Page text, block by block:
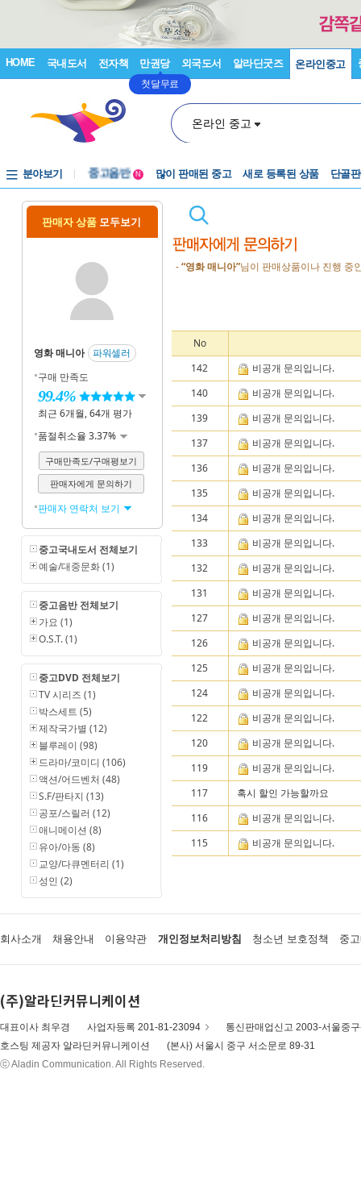
HOME 국내도서 전자책 만권당
첫달무료
외국도서 알라딘굿즈 온라인중고
온라인 중고
분야보기
중고음반
N 많이 판매된 중고 새로 등록된 상품 단골
판매자 상품 모두보기
영화 매니아 파워셀러
구매 만족도
99.4%
최근 6개월, 64개 평가
품절취소율 3.37%
구매만족도/구매평보기
판매자에게 문의하기
판매자 연락처 보기
중고국내도서 전체보기
예술/대중문화 (1)
중고음반 전체보기
가요 (1)
O.S.T. (1)
중고DVD 전체보기
TV 시리즈 (1)
박스세트 (5)
제작국가별 (12)
블루레이 (98)
드라마/코미디 (106)
액션/어드벤처 (48)
S.F/판타지 (13)
공포/스릴러 (12)
애니메이션 (8)
유아/아동 (8)
교양/다큐멘터리 (1)
성인 (2)
-“영화 매니아”님이 판매상품이나 진행 중
No
142
비공개 문의입니다.
140
비공개 문의입니다.
139
비공개 문의입니다.
137
비공개 문의입니다.
136
비공개 문의입니다.
135
비공개 문의입니다.
134
비공개 문의입니다.
133
비공개 문의입니다.
132
비공개 문의입니다.
131
비공개 문의입니다.
127
비공개 문의입니다.
126
비공개 문의입니다.
125
비공개 문의입니다.
124
비공개 문의입니다.
122
비공개 문의입니다.
120
비공개 문의입니다.
119
비공개 문의입니다.
117
혹시 할인 가능할까요
116
비공개 문의입니다.
115
비공개 문의입니다.
회사소개 채용안내 이용약관 개인정보처리방침 청소년 보호정책 중
(주)알라딘커뮤니케이션
대표이사 최우경 사업자등록 201-81-23094
통신판매업신고 2003-서울중
호스팅 제공자 알라딘커뮤니케이션
(본사) 서울시 중구 서소문로 89-31
ⓒ Aladin Communication. All Rights Reserved.